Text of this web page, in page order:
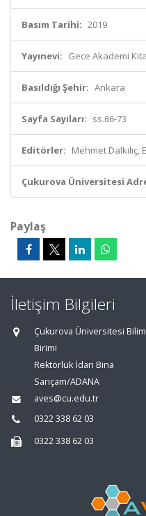
Basım Tarihi: 2019
Yayınevi: Gece Akademi
Basıldığı Şehir: Ankara
Sayfa Sayıları: ss.66-73
Editörler: Mehmet Dalkılıç,
Çukurova Üniversitesi
Paylaş
İletişim Bilgileri
Çukurova Üniversitesi
Birimi
Rektörlük İdari Bina
Sarıçam/ADANA
aves@cu.edu.tr
0322 338 62 03
0322 338 62 03